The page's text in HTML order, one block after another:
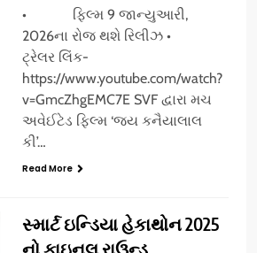
• ફિલ્મ 9 જાન્યુઆરી,
2026ના રોજ થશે રિલીઝ •
ટ્રેલર લિંક-
https://www.youtube.com/watch?
v=GmcZhgEMC7E SVF દ્વારા મચ
અવેઈટેડ ફિલ્મ ‘જય કનૈયાલાલ
કી’…
Read More
સ્માર્ટ ઇન્ડિયા હેકાથોન 2025
નો ફાઇનલ રાઉન્ડ